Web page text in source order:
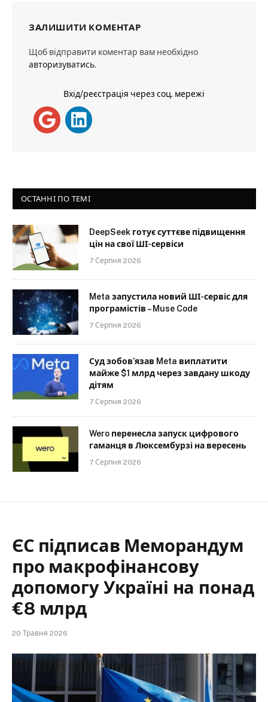
ЗАЛИШИТИ КОМЕНТАР
Щоб відправити коментар вам необхідно
авторизуватись.
Вхід/реєстрація через соц. мережі
ОСТАННІ ПО ТЕМІ
DeepSeek готує суттєве підвищення
цін на свої ШІ-сервіси
7 Серпня 2026
Meta запустила новий ШІ-сервіс для
програмістів – Muse Code
7 Серпня 2026
Суд зобов’язав Meta виплатити
майже $1 млрд через завдану шкоду
дітям
7 Серпня 2026
Wero перенесла запуск цифрового
гаманця в Люксембурзі на вересень
7 Серпня 2026
ЄС підписав Меморандум
про макрофінансову
допомогу Україні на понад
€8 млрд
20 Травня 2026